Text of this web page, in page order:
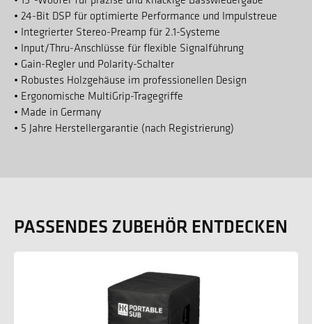
• 24-Bit DSP für optimierte Performance und Impulstreue
• Integrierter Stereo-Preamp für 2.1-Systeme
• Input/Thru-Anschlüsse für flexible Signalführung
• Gain-Regler und Polarity-Schalter
• Robustes Holzgehäuse im professionellen Design
• Ergonomische MultiGrip-Tragegriffe
• Made in Germany
• 5 Jahre Herstellergarantie (nach Registrierung)
PASSENDES ZUBEHÖR ENTDECKEN